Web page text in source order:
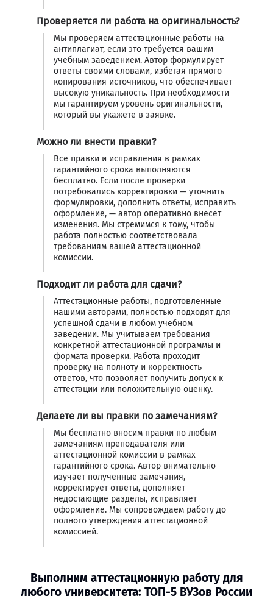
Проверяется ли работа на оригинальность?
Мы проверяем аттестационные работы на
антиплагиат, если это требуется вашим
учебным заведением. Автор формулирует
ответы своими словами, избегая прямого
копирования источников, что обеспечивает
высокую уникальность. При необходимости
мы гарантируем уровень оригинальности,
который вы укажете в заявке.
Можно ли внести правки?
Все правки и исправления в рамках
гарантийного срока выполняются
бесплатно. Если после проверки
потребовались корректировки — уточнить
формулировки, дополнить ответы, исправить
оформление, — автор оперативно внесет
изменения. Мы стремимся к тому, чтобы
работа полностью соответствовала
требованиям вашей аттестационной
комиссии.
Подходит ли работа для сдачи?
Аттестационные работы, подготовленные
нашими авторами, полностью подходят для
успешной сдачи в любом учебном
заведении. Мы учитываем требования
конкретной аттестационной программы и
формата проверки. Работа проходит
проверку на полноту и корректность
ответов, что позволяет получить допуск к
аттестации или положительную оценку.
Делаете ли вы правки по замечаниям?
Мы бесплатно вносим правки по любым
замечаниям преподавателя или
аттестационной комиссии в рамках
гарантийного срока. Автор внимательно
изучает полученные замечания,
корректирует ответы, дополняет
недостающие разделы, исправляет
оформление. Мы сопровождаем работу до
полного утверждения аттестационной
комиссией.
Выполним аттестационную работу для
любого университета: ТОП-5 ВУЗов России